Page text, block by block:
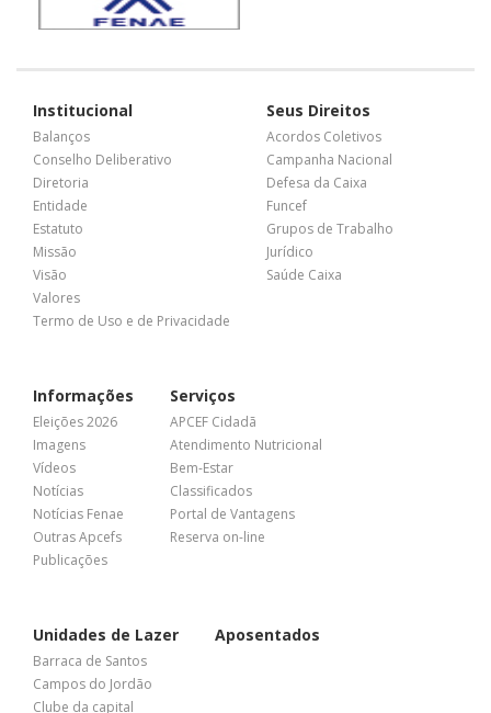
Institucional
Balanços
Conselho Deliberativo
Diretoria
Entidade
Estatuto
Missão
Visão
Valores
Termo de Uso e de Privacidade
Seus Direitos
Acordos Coletivos
Campanha Nacional
Defesa da Caixa
Funcef
Grupos de Trabalho
Jurídico
Saúde Caixa
Informações
Eleições 2026
Imagens
Vídeos
Notícias
Notícias Fenae
Outras Apcefs
Publicações
Serviços
APCEF Cidadã
Atendimento Nutricional
Bem-Estar
Classificados
Portal de Vantagens
Reserva on-line
Unidades de Lazer
Barraca de Santos
Campos do Jordão
Clube da capital
Aposentados